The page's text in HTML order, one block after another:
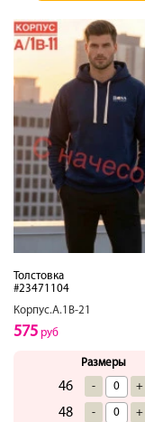
Толстовка
#23471104
Корпус.А.1В-21
575 руб
Размеры
46 - +
48 - +